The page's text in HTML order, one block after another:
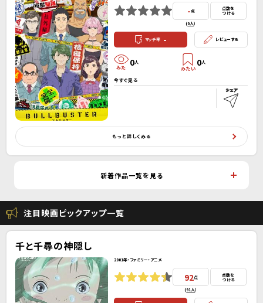
-点
(0人）
点数を
つける
マッチ率 - レビューする
0人 0人
今すぐ見る
もっと詳しくみる
新着作品一覧を見る
注目映画ピックアップ一覧
千と千尋の神隠し
2001年・ファミリー・アニメ
92点
(91人）
点数を
つける